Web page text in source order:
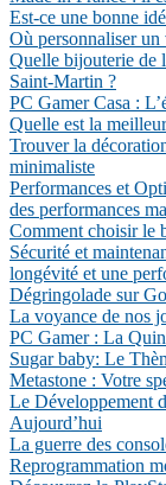
Est-ce une bonne
Où personnaliser
Quelle bijouterie de
Saint-Martin ?
PC Gamer Casa :
Quelle est la
Trouver la
minimaliste
Performances et
des performances
Comment choisir le
Sécurité et
longévité et une
Dégringolade sur
La voyance de nos
PC Gamer : La
Sugar baby: Le
Metastone : Votre
Le Développement
Aujourd’hui
La guerre des
Reprogrammation